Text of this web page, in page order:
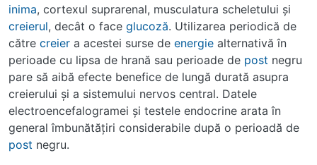
inima, cortexul suprarenal, musculatura scheletului şi
creierul, decât o face glucoză. Utilizarea periodică de
către creier a acestei surse de energie alternativă în
perioade cu lipsa de hrană sau perioade de post negru
pare să aibă efecte benefice de lungă durată asupra
creierului şi a sistemului nervos central. Datele
electroencefalogramei şi testele endocrine arata în
general îmbunătăţiri considerabile după o perioadă de
post negru.